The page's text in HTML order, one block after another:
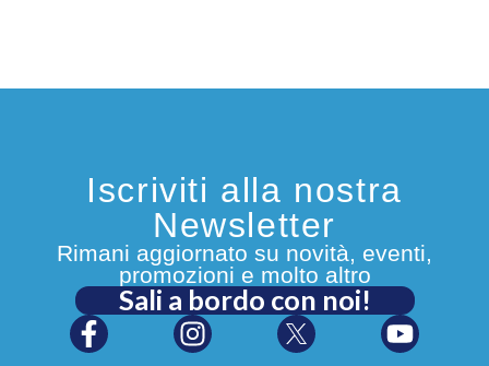
Iscriviti alla nostra
Newsletter
Rimani aggiornato su novità, eventi,
promozioni e molto altro
Sali a bordo con noi!